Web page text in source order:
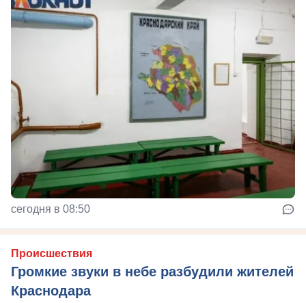
сегодня в 08:50
Происшествия
Громкие звуки в небе разбудили жителей
Краснодара